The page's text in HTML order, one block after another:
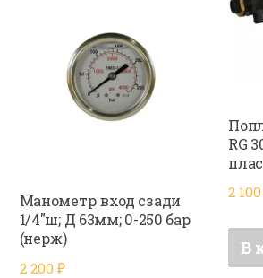
Манометр вход сзади
1/4″ш; Д 63мм; 0-250 бар
(нерж)
2 200 ₽
RG
2
В